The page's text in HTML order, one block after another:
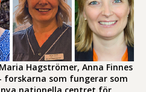
Hagströmer, Anna Finnes
forskarna som fungerar som